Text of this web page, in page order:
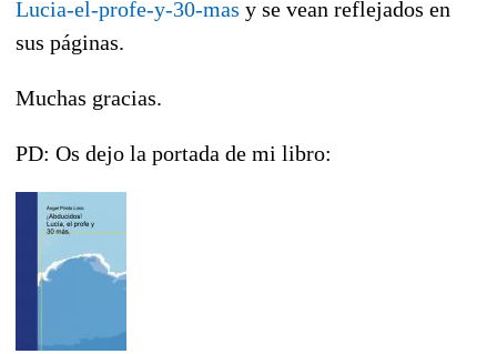
Lucia-el-profe-y-30-mas y se vean reflejados en
sus páginas.
Muchas gracias.
PD: Os dejo la portada de mi libro: